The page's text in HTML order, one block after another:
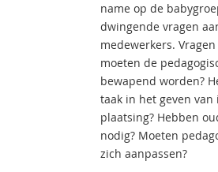
name op de
dwingende vragen
medewerkers.
moeten de
bewapend worden?
taak in het geven
plaatsing? Hebben
nodig? Moeten
zich aanpassen?